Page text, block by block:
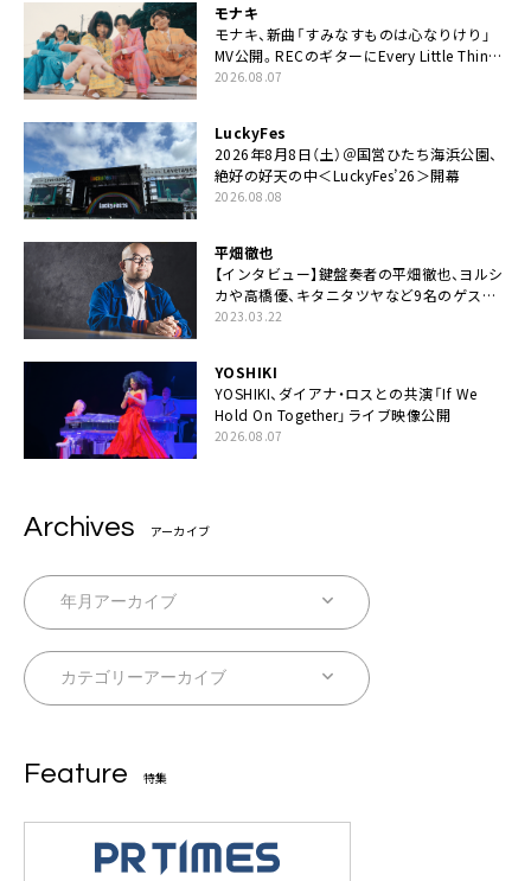
モナキ
モナキ、新曲「すみなすものは心なりけり」
MV公開。RECのギターにEvery Little Thing・
伊藤一朗参加も
2026.08.07
LuckyFes
2026年8月8日（土）＠国営ひたち海浜公園、
絶好の好天の中＜LuckyFes’26＞開幕
2026.08.08
平畑徹也
【インタビュー】鍵盤奏者の平畑徹也、ヨルシ
カや高橋優、キタニタツヤなど9名のゲスト
を迎えた初アルバムに音楽人生の総括「自分
2023.03.22
YOSHIKI
YOSHIKI、ダイアナ・ロスとの共演「If We
Hold On Together」ライブ映像公開
2026.08.07
Archives アーカイブ
Feature 特集